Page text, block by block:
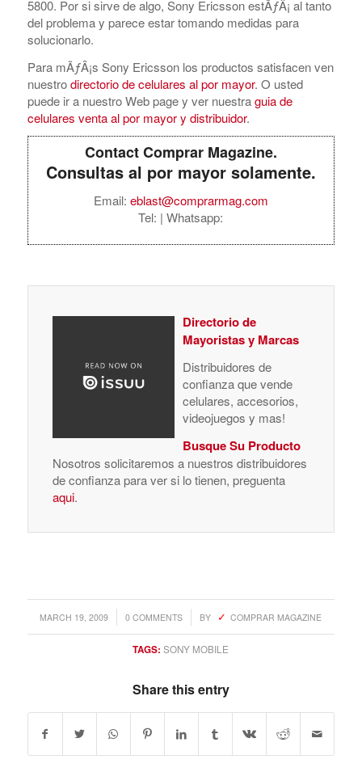
5800. Por si sirve de algo, Sony Ericsson estÃƒÂ¡ al tanto
del problema y parece estar tomando medidas para
solucionarlo.
Para mÃƒÂ¡s Sony Ericsson los productos satisfacen ven
nuestrodirectorio de celulares al por mayor. O usted
puede ir a nuestro Web page y ver nuestraguia de
celulares venta al por mayor y distribuidor.
Contact Comprar Magazine.
Consultas al por mayor solamente.
Email: eblast@comprarmag.com
Tel: | Whatsapp:
Directorio de
Mayoristas y Marcas
Distribuidores de
confianza que vende
celulares, accesorios,
videojuegos y mas!
Busque Su Producto
Nosotros solicitaremos a nuestros distribuidores
de confianza para ver si lo tienen, preguenta
aqui.
MARCH 19, 2009
/ 0 COMMENTS
/ BY COMPRAR MAGAZINE
TAGS: SONY MOBILE
Share this entry